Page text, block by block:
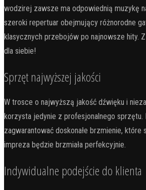
wodzirej zawsze ma odpowiednią muzykę
szeroki repertuar obejmujący różnorodne
klasycznych przebojów po najnowsze hity.
dla siebie!
Sprzęt najwyższej jakości
W trosce o najwyższą jakość dźwięku i
korzysta jedynie z profesjonalnego sprzętu.
zagwarantować doskonałe brzmienie, które
impreza będzie brzmiała perfekcyjnie.
Indywidualne podejście do klienta